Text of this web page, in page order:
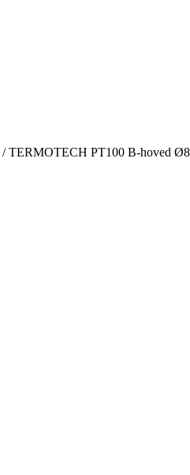
/ TERMOTECH PT100 B-hoved